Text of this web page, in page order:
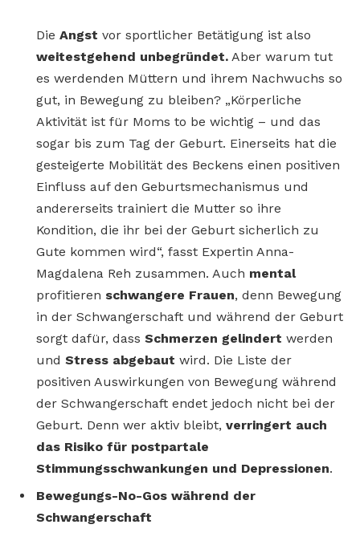
Die Angst vor sportlicher Betätigung ist also
weitestgehend unbegründet. Aber warum tut
es werdenden Müttern und ihrem Nachwuchs so
gut, in Bewegung zu bleiben? „Körperliche
Aktivität ist für Moms to be wichtig – und das
sogar bis zum Tag der Geburt. Einerseits hat die
gesteigerte Mobilität des Beckens einen positiven
Einfluss auf den Geburtsmechanismus und
andererseits trainiert die Mutter so ihre
Kondition, die ihr bei der Geburt sicherlich zu
Gute kommen wird“, fasst Expertin Anna-
Magdalena Reh zusammen. Auch mental
profitieren schwangere Frauen, denn Bewegung
in der Schwangerschaft und während der Geburt
sorgt dafür, dass Schmerzen gelindert werden
und Stress abgebaut wird. Die Liste der
positiven Auswirkungen von Bewegung während
der Schwangerschaft endet jedoch nicht bei der
Geburt. Denn wer aktiv bleibt, verringert auch
das Risiko für postpartale
Stimmungsschwankungen und Depressionen.
Bewegungs-No-Gos während der
Schwangerschaft